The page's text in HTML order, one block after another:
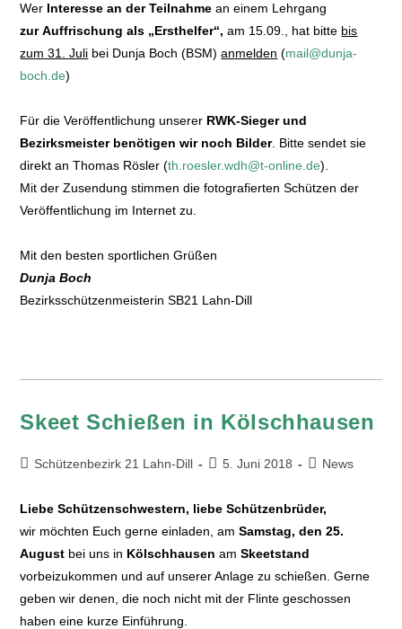
Wer Interesse an der Teilnahme an einem Lehrgang
zur Auffrischung als „Ersthelfer“, am 15.09., hat bitte bis
zum 31. Juli bei Dunja Boch (BSM)anmelden (mail@dunja-
boch.de)
Für die Veröffentlichung unserer RWK-Sieger und
Bezirksmeister benötigen wir noch Bilder. Bitte sendet sie
direkt an Thomas Rösler (th.roesler.wdh@t-online.de).
Mit der Zusendung stimmen die fotografierten Schützen der
Veröffentlichung im Internet zu.
Mit den besten sportlichen Grüßen
Dunja Boch
Bezirksschützenmeisterin SB21 Lahn-Dill
Skeet Schießen in Kölschhausen
Schützenbezirk 21 Lahn-Dill 5. Juni 2018 News
Liebe Schützenschwestern, liebe Schützenbrüder,
wir möchten Euch gerne einladen, amSamstag, den 25.
August bei uns in Kölschhausen amSkeetstand
vorbeizukommen und auf unserer Anlage zu schießen. Gerne
geben wir denen, die noch nicht mit der Flinte geschossen
haben eine kurze Einführung.